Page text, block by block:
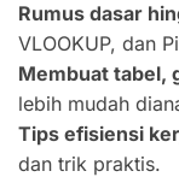
Rumus dasar
VLOOKUP, dan
Membuat tabel,
lebih mudah
Tips efisiensi
dan trik praktis.